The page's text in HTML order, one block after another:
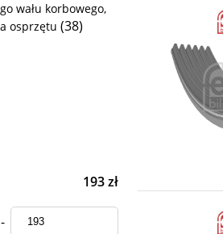
wału korbowego,
osprzętu (38)
193 zł
-